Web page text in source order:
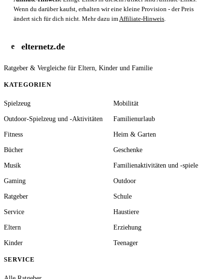
Wenn du darüber kaufst, erhalten wir eine kleine Provision - der Preis
ändert sich für dich nicht. Mehr dazu im Affiliate-Hinweis
e elternetz.de
Ratgeber & Vergleiche für Eltern, Kinder und Familie
KATEGORIEN
Spielzeug Mobilität
Outdoor-Spielzeug und -Aktivitäten Familienurlaub
Fitness Heim & Garten
Bücher Geschenke
Musik Familienaktivitäten und -spiele
Gaming Outdoor
Ratgeber Schule
Service Haustiere
Eltern Erziehung
Kinder Teenager
SERVICE